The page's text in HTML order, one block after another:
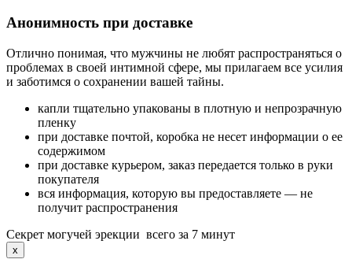
Анонимность при доставке
Отлично понимая, что мужчины не любят распространяться о
проблемах в своей интимной сфере, мы прилагаем все усилия
и заботимся о сохранении вашей тайны.
капли тщательно упакованы в плотную и непрозрачную
пленку
при доставке почтой, коробка не несет информации о ее
содержимом
при доставке курьером, заказ передается только в руки
покупателя
вся информация, которую вы предоставляете — не
получит распространения
Секрет могучей эрекции всего за 7 минут
x